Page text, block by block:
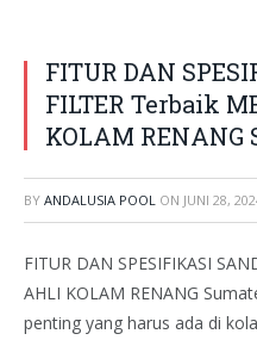
FITUR DAN
FILTER Terbaik
KOLAM RENANG
BY ANDALUSIA POOL ON JUNI 28,
FITUR DAN SPESIFIKASI
AHLI KOLAM RENANG
penting yang harus ada di